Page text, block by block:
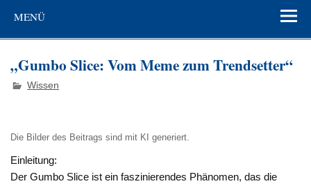
MENÜ
„Gumbo Slice: Vom Meme zum Trendsetter“
Wissen
Die Bilder des Beitrags sind mit KI generiert.
Einleitung:
DerGumbo Slice ist ein faszinierendes Phänomen, das die